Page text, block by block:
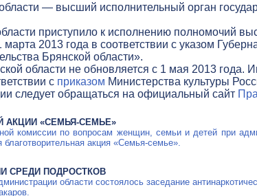
— высший исполнительный орган
приступило к исполнению полномочий
2013 года в соответствии с указом
Брянской области».
области не обновляется с 1 мая 2013 года.
с приказом Министерства культуры
следует обращаться на официальный сайт
АКЦИИ «СЕМЬЯ-СЕМЬЕ»
комиссии по вопросам женщин, семьи и детей при
благотворительная акция «Семья-семье».
СРЕДИ ПОДРОСТКОВ
области состоялось заседание